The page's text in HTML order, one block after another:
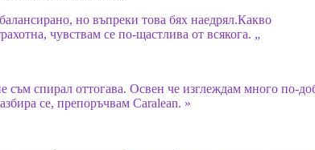
но въпреки това бях наедрял.Какво
чувствам се по-щастлива от всякога. „
съм спирал оттогава. Освен че изглеждам много по-
се, препоръчвам Caralean. »